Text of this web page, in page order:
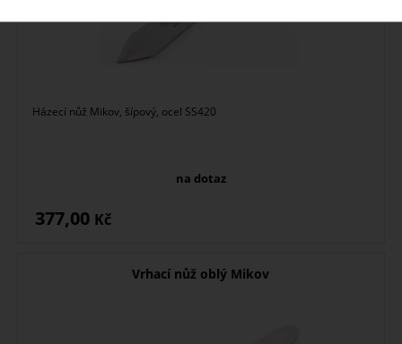
Házecí nůž Mikov, šípový, ocel SS420
na dotaz
377,00 Kč
Vrhací nůž oblý Mikov